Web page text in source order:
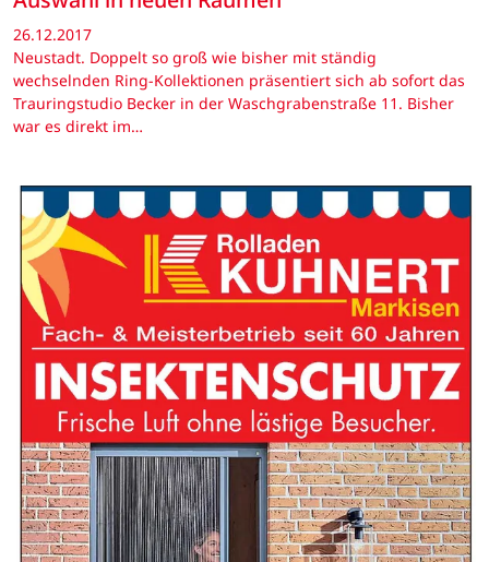
26.12.2017
Neustadt. Doppelt so groß wie bisher mit ständig
wechselnden Ring-Kollektionen präsentiert sich ab sofort das
Trauringstudio Becker in der Waschgrabenstraße 11. Bisher
war es direkt im…